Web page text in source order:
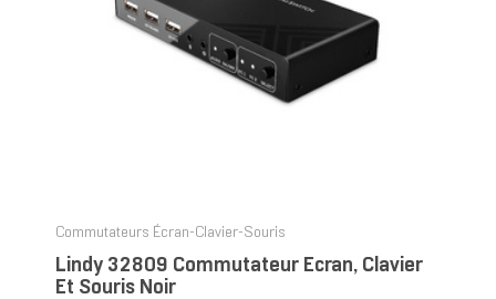
Commutateurs Écran-Clavier-Souris
Lindy 32809 Commutateur Écran, Clavier
Et Souris Noir